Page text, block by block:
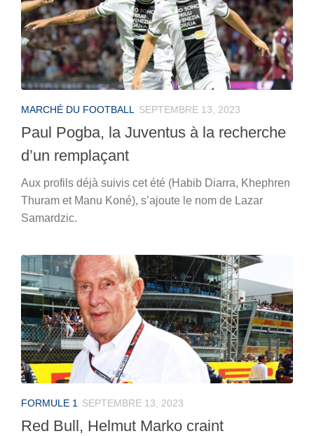
MARCHÉ DU FOOTBALL SEPTEMBRE 13, 2023
Paul Pogba, la Juventus à la recherche
d’un remplaçant
Aux profils déjà suivis cet été (Habib Diarra, Khephren
Thuram et Manu Koné), s’ajoute le nom de Lazar
Samardzic.
FORMULE 1 SEPTEMBRE 13, 2023
Red Bull, Helmut Marko craint